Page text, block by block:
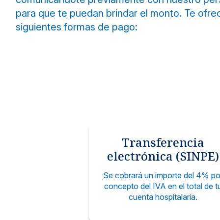
Atención
Otros Servicios Centro
Sedes
Información para el paciente
Encontrá toda la información necesaria sobre seguros,
Financiamiento
Opción para financiar tus tratamientos médicos.
para que te puedan brindar el monto. Te
siguientes formas de pago:
Transferencia
electrónica (SINPE)
Se cobrará un importe del 4%
concepto del IVA en el total de
cuenta hospitalaria.